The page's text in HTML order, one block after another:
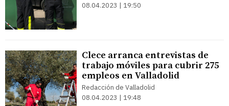
08.04.2023 | 19:50
Clece arranca entrevistas de
trabajo móviles para cubrir 275
empleos en Valladolid
Redacción de Valladolid
08.04.2023 | 19:48